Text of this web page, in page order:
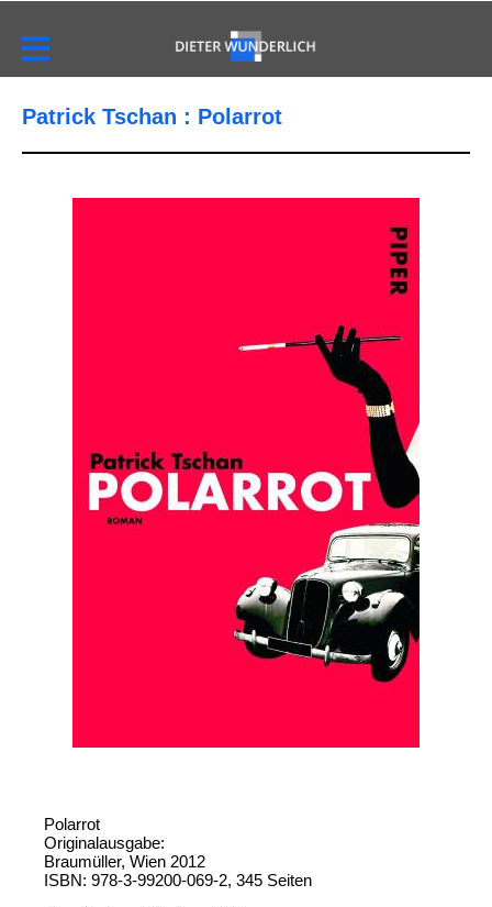
Patrick Tschan : Polarrot
Polarrot
Originalausgabe:
Braumüller, Wien 2012
ISBN: 978-3-99200-069-2, 345 Seiten